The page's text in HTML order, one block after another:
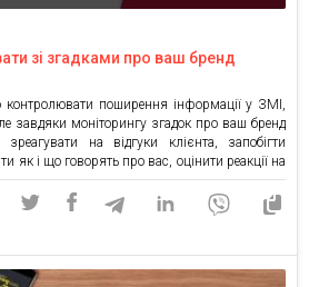
зі згадками про ваш бренд
контролювати поширення інформації у ЗМІ,
завдяки моніторингу згадок про ваш бренд
на відгуки клієнта, запобігти
як і що говорять про вас, оцінити реакції на
чи в галузі загалом. Далі декілька
розпочати збір […]